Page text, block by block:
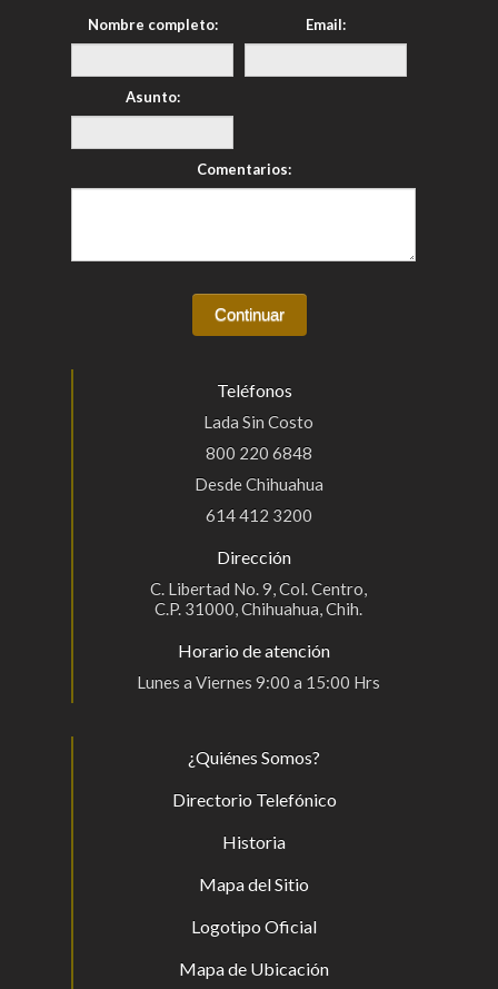
Nombre completo: Email:
Asunto:
Comentarios:
Teléfonos
Lada Sin Costo
800 220 6848
Desde Chihuahua
614 412 3200
Dirección
C. Libertad No. 9, Col. Centro,
C.P. 31000, Chihuahua, Chih.
Horario de atención
Lunes a Viernes 9:00 a 15:00 Hrs
¿Quiénes Somos?
Directorio Telefónico
Historia
Mapa del Sitio
Logotipo Oficial
Mapa de Ubicación